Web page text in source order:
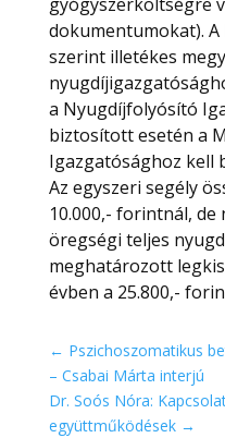
dokumentumokat).
szerint illetékes
a Nyugdíjfolyósító
biztosított esetén a
Igazgatósághoz kell
Az egyszeri segély
10.000,- forintnál, de
öregségi teljes
meghatározott
évben a 25.800,-
← Pszichoszomatikus
– Csabai Márta interjú
Dr. Soós Nóra:
együttműködések→